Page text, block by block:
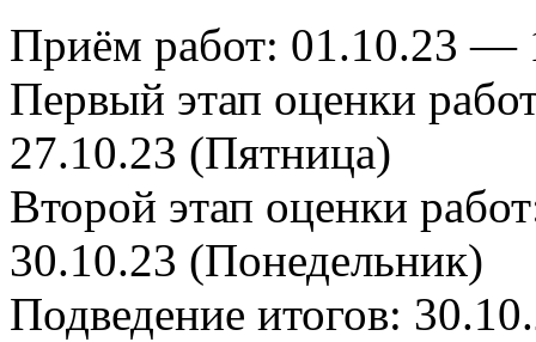
Приём работ: 01.10.23 —
Первый этап оценки
27.10.23 (Пятница)
Второй этап оценки
30.10.23 (Понедельник)
Подведение итогов: